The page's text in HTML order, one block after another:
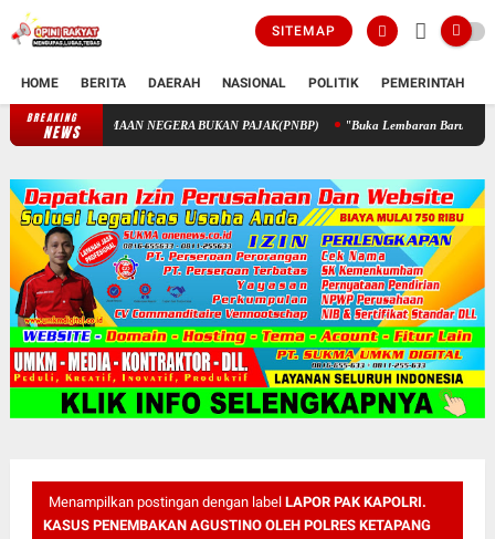
SITEMAP
HOME BERITA DAERAH NASIONAL POLITIK PEMERINTAH
BREAKING
NEWS PENGELOLAAN KEUANGAN STIK MELALUI PENERIMAAN NEGERA
Menampilkan postingan dengan label LAPOR PAK KAPOLRI.
KASUS PENEMBAKAN AGUSTINO OLEH POLRES KETAPANG